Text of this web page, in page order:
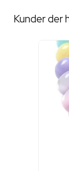
Kunder der